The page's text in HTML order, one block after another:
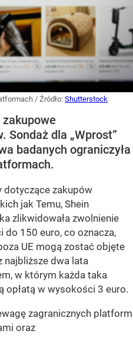
/ Źródło: Shutterstock
zakupowe
Sondaż dla „Wprost”
badanych ograniczyła
dotyczące zakupów
jak Temu, Shein
zlikwidowała zwolnienie
do 150 euro, co oznacza,
UE mogą zostać objęte
najbliższe dwa lata
w którym każda taka
opłatą w wysokości 3 euro.
zagranicznych platform
oraz